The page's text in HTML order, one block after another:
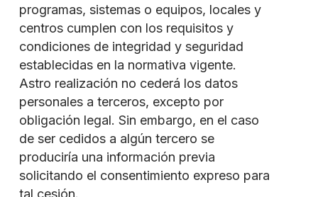
programas, sistemas o equipos, locales y
centros cumplen con los requisitos y
condiciones de integridad y seguridad
establecidas en la normativa vigente.
Astro realización no cederá los datos
personales a terceros, excepto por
obligación legal. Sin embargo, en el caso
de ser cedidos a algún tercero se
produciría una información previa
solicitando el consentimiento expreso para